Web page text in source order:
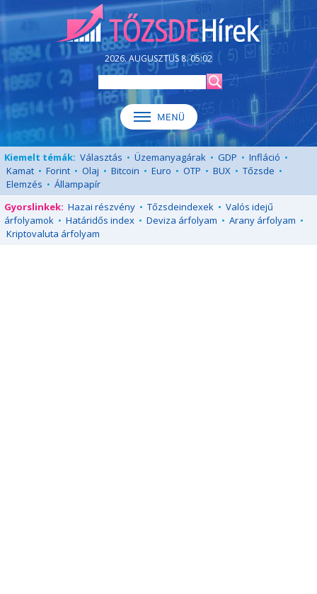
2026. AUGUSZTUS 8. 05:02
Kiemelt témák: Választás • Üzemanyagárak • GDP • Infláció •
Kamat • Forint • Olaj • Bitcoin • Euro • OTP • BUX • Tőzsde •
Elemzés • Állampapír
Gyorslinkek: Hazai részvény • Tőzsdeindexek • Valós idejű
árfolyamok • Határidős index • Deviza árfolyam • Arany árfolyam •
Kriptovaluta árfolyam